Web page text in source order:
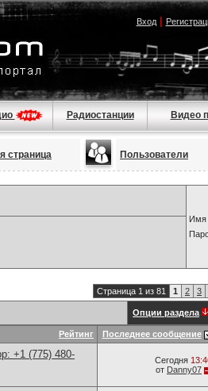
Вход|
Радиостанции Видео
страница Пользователи
Имя
Страница 1 из 81 1 2 3
Опции раздела
Рейтинг Последнее сообщение
+1 (775) 480-
Сегодня
от Danny07